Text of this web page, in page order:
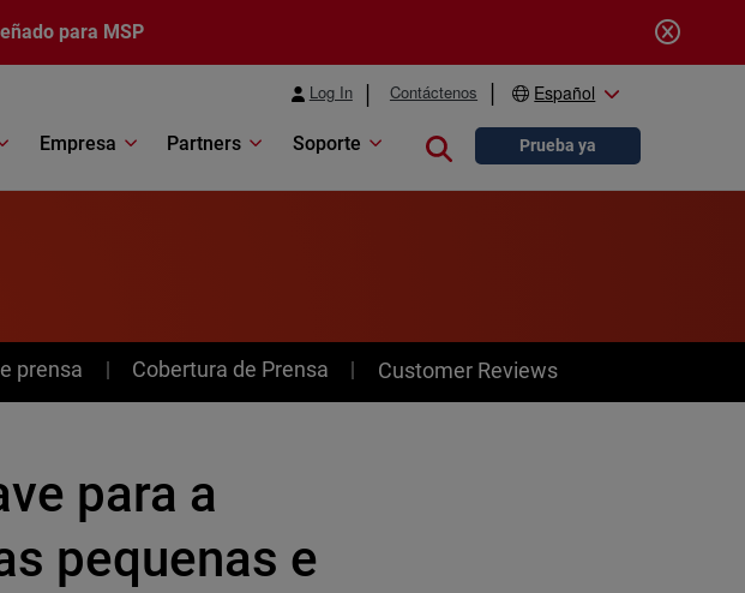
para MSP
Log In Contáctenos Español
Empresa Partners Soporte Close searchPrueba ya
prensa Cobertura de Prensa Customer Reviews
para a
pequenas e